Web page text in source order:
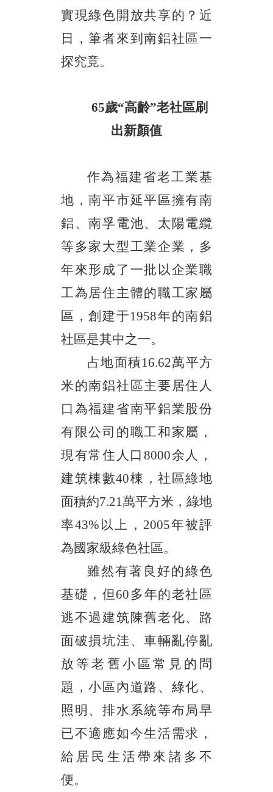
實現綠色開放共享的？近
日，筆者來到南鋁社區一
探究竟。
65歲“高齡”老社區刷
出新顏值
作為福建省老工業基
地，南平市延平區擁有南
鋁、南孚電池、太陽電纜
等多家大型工業企業，多
年來形成了一批以企業職
工為居住主體的職工家屬
區，創建于1958年的南鋁
社區是其中之一。
占地面積16.62萬平方
米的南鋁社區主要居住人
口為福建省南平鋁業股份
有限公司的職工和家屬，
現有常住人口8000余人，
建筑棟數40棟，社區綠地
面積約7.21萬平方米，綠地
率43%以上，2005年被評
為國家級綠色社區。
雖然有著良好的綠色
基礎，但60多年的老社區
逃不過建筑陳舊老化、路
面破損坑洼、車輛亂停亂
放等老舊小區常見的問
題，小區內道路、綠化、
照明、排水系統等布局早
已不適應如今生活需求，
給居民生活帶來諸多不
便。